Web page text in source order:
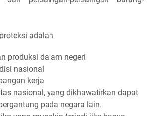
adalah
produksi dalam negeri
nasional
kerja
nasional, yang dikhawatirkan dapat
pada negara lain.